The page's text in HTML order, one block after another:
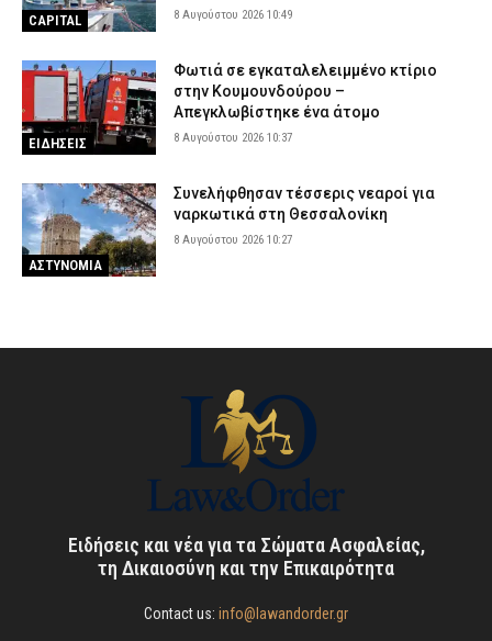
CAPITAL 8 Αυγούστου 2026 10:49
ΕΙΔΗΣΕΙΣ
Φωτιά σε εγκαταλελειμμένο κτίριο
στην Κουμουνδούρου –
Απεγκλωβίστηκε ένα άτομο
8 Αυγούστου 2026 10:37
ΑΣΤΥΝΟΜΙΑ
Συνελήφθησαν τέσσερις νεαροί για
ναρκωτικά στη Θεσσαλονίκη
8 Αυγούστου 2026 10:27
Ειδήσεις και νέα για τα Σώματα Ασφαλείας,
τη Δικαιοσύνη και την Επικαιρότητα
Contact us: info@lawandorder.gr